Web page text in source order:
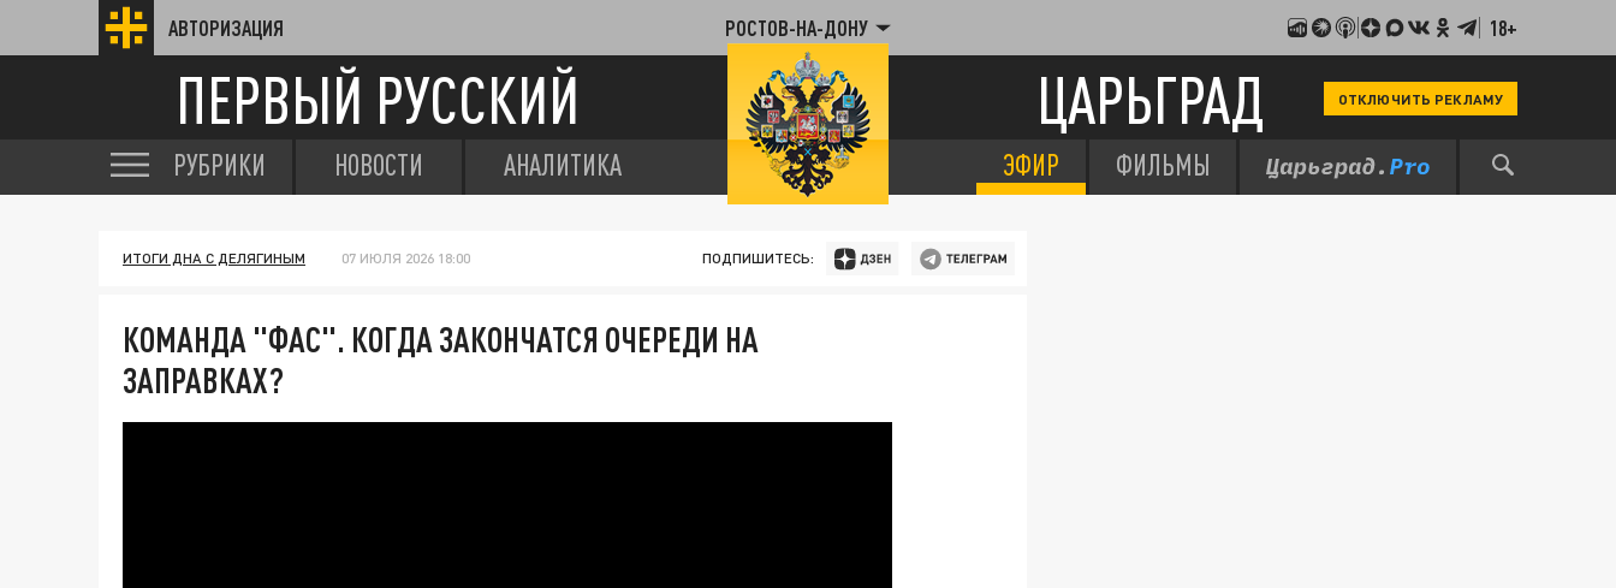
АВТОРИЗАЦИЯ РОСТОВ-НА-ДОНУ 18+
ПЕРВЫЙ РУССКИЙ ЦАРЬГРАД ОТКЛЮЧИТЬ РЕКЛАМУ
РУБРИКИ НОВОСТИ АНАЛИТИКА ЭФИР ФИЛЬМЫ
ИТОГИ ДНА С ДЕЛЯГИНЫМ 07 ИЮЛЯ 2026 18:00 ПОДПИШИТЕСЬ:
КОМАНДА "ФАС". КОГДА ЗАКОНЧАТСЯ ОЧЕРЕДИ НА
ЗАПРАВКАХ?